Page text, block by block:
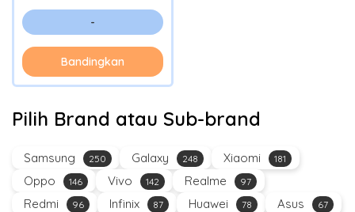
-
Bandingkan
Pilih Brand atau Sub-brand
Samsung 250 Galaxy 248 Xiaomi 181
Oppo 146 Vivo 142 Realme 97
Redmi 96 Infinix 87 Huawei 78 Asus 67